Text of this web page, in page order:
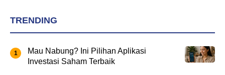
TRENDING
Mau Nabung? Ini Pilihan Aplikasi
Investasi Saham Terbaik